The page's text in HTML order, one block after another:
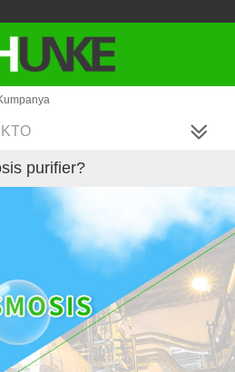
purifier?